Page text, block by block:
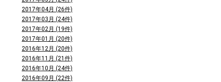
2017年04月 (26件)
2017年03月 (24件)
2017年02月 (19件)
2017年01月 (20件)
2016年12月 (20件)
2016年11月 (21件)
2016年10月 (24件)
2016年09月 (22件)